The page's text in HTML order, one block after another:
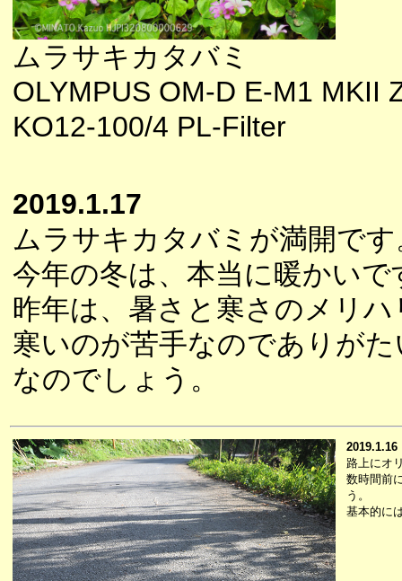
ムラサキカタバミ
OLYMPUS OM-D E-M1 MKII
KO12-100/4 PL-Filter
2019.1.17
ムラサキカタバミが満開です
今年の冬は、本当に暖かいで
昨年は、暑さと寒さのメリ
寒いのが苦手なのでありが
なのでしょう。
2019.1.16
路上にオ
数時間前
う。
基本的に